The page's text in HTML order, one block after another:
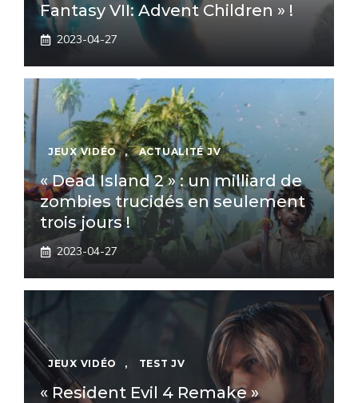
Fantasy VII: Advent Children » !
2023-04-27
JEUX VIDÉO , ACTUALITÉ JV
« Dead Island 2 » : un milliard de
zombies trucidés en seulement
trois jours !
2023-04-27
JEUX VIDÉO , TEST JV
« Resident Evil 4 Remake »